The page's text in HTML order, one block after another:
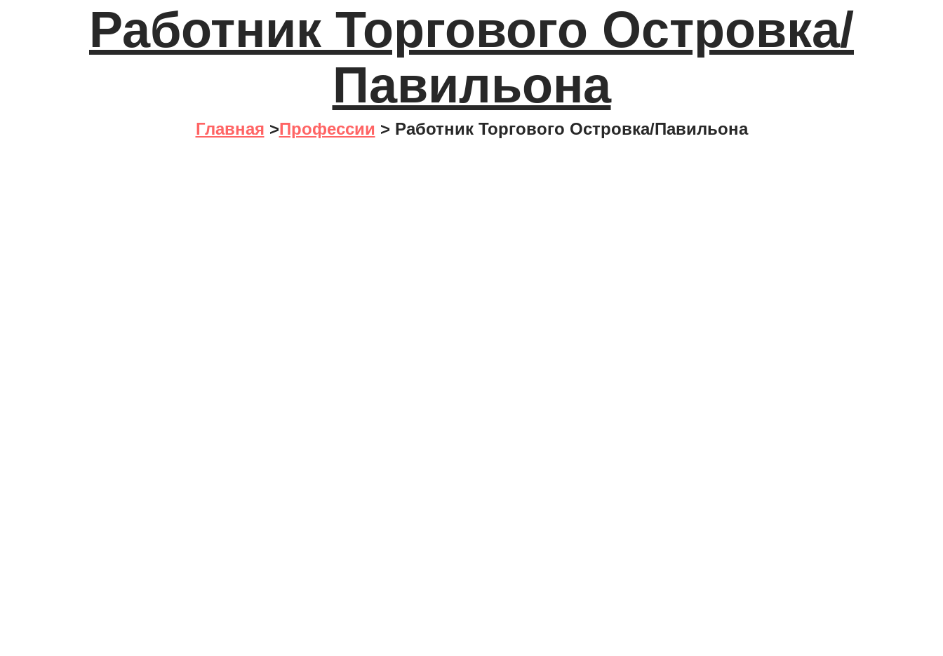
Работник Торгового Островка/
Павильона
Главная >Профессии > Работник Торгового Островка/павильона